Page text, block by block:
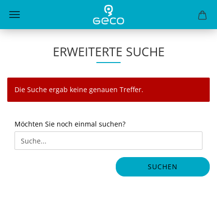
ERWEITERTE SUCHE
Die Suche ergab keine genauen Treffer.
MÖCHTEN
SIE
NOCH
EINMAL
Möchten Sie noch einmal suchen?
SUCHEN